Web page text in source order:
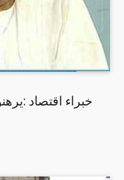
خبراء اقتصاد